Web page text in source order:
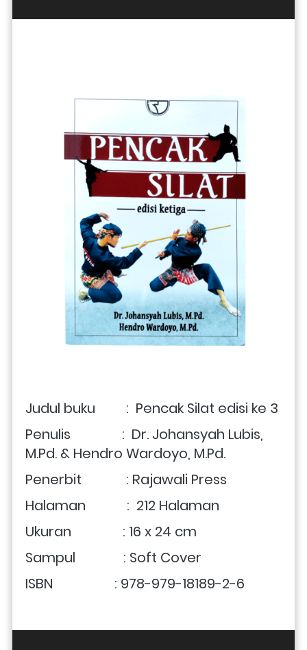
Judul buku         : Pencak Silat edisi ke 3
Penulis               : Dr. Johansyah Lubis,
M.Pd. & Hendro Wardoyo, M.Pd.
Penerbit             : Rajawali Press
Halaman            :  212 Halaman
Ukuran               : 16 x 24 cm
Sampul              : Soft Cover
ISBN                  : 978-979-18189-2-6